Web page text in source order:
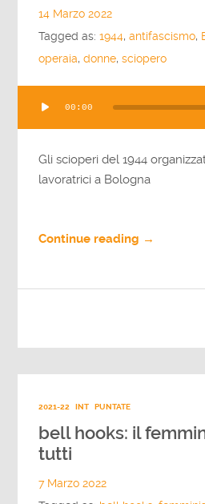
14 Marzo 2022
Tagged as:1944,antifascismo,
operaia,donne,sciopero
Player
00:00
Gli scioperi del 1944
lavoratrici a Bologna
Continue reading →
2021-22 INT PUNTATE
bell hooks: il
tutti
7 Marzo 2022